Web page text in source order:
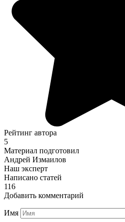
Рейтинг автора
5
Материал подготовил
Андрей Измаилов
Наш эксперт
Написано статей
116
Добавить комментарий
Имя